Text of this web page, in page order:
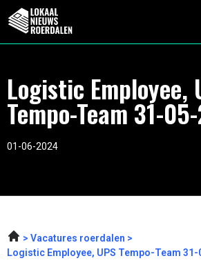
Logistic Employee,
Tempo-Team 31-
01-06-2024
Vacatures roerdalen
Logistic Employee, UPS Tempo-Team 31-